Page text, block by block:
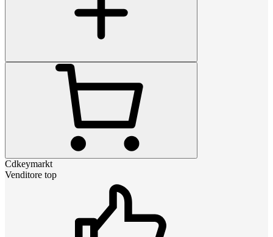
Cdkeymarkt
Venditore top